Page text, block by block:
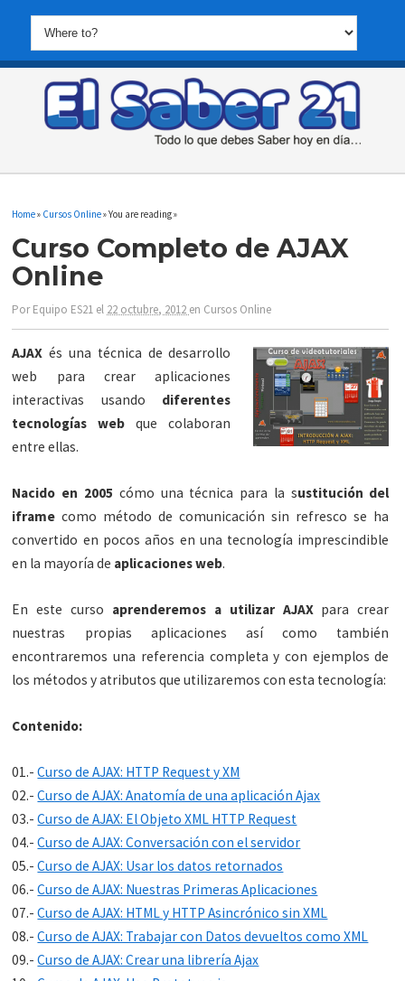
Home» Cursos Online» You are reading »
Curso Completo de AJAX
Online
PorEquipo ES21 el 22 octubre, 2012 en Cursos Online
AJAX és una técnica de desarrollo
web para crear aplicaciones
interactivas usando diferentes
tecnologías web que colaboran
entre ellas.
Nacido en 2005 cómo una técnica para la sustitución del
iframe como método de comunicación sin refresco se ha
convertido en pocos años en una tecnología imprescindible
en la mayoría de aplicaciones web.
En este curso aprenderemos a utilizar AJAXpara crear
nuestras propias aplicaciones así como también
encontraremos una referencia completa y con ejemplos de
los métodos y atributos que utilizaremos con esta tecnología:
Contenido:
01.-Curso de AJAX: HTTP Request y XM
02.-Curso de AJAX: Anatomía de una aplicación Ajax
03.-Curso de AJAX: El Objeto XML HTTP Request
04.-Curso de AJAX: Conversación con el servidor
05.-Curso de AJAX: Usar los datos retornados
06.-Curso de AJAX: Nuestras Primeras Aplicaciones
07.-Curso de AJAX: HTML y HTTP Asincrónico sin XML
08.-Curso de AJAX: Trabajar con Datos devueltos como XML
09.-Curso de AJAX: Crear una librería Ajax